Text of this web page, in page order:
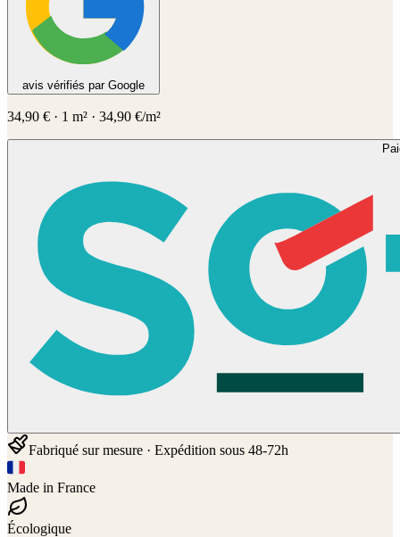
avis vérifiés par Google
34,90 € · 1 m² · 34,90 €/m²
Fabriqué sur mesure · Expédition sous 48-72h
Made in France
Écologique